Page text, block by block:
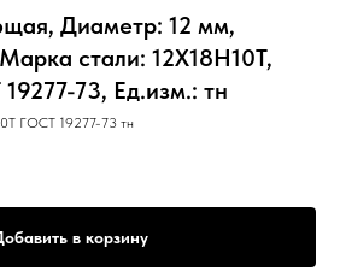
Диаметр: 12 мм,
стали: 12Х18Н10Т,
73, Ед.изм.: тн
ГОСТ 19277-73 тн
в корзину